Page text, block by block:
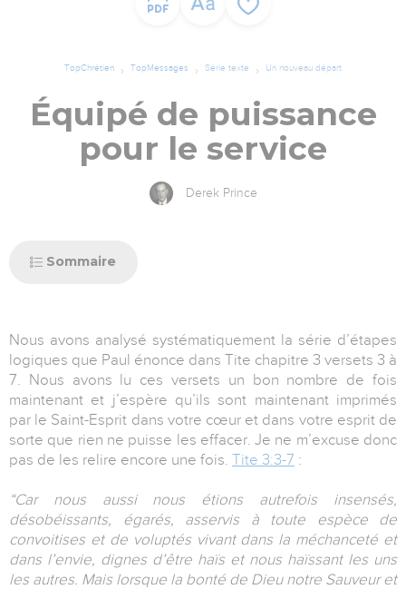
TopChrétien TopMessages Série texte Un nouveau départ
Équipé de puissance
pour le service
Derek Prince
Sommaire
Nous avons analysé systématiquement la série d’étapes
logiques que Paul énonce dans Tite chapitre 3 versets 3 à
7. Nous avons lu ces versets un bon nombre de fois
maintenant et j’espère qu’ils sont maintenant imprimés
par le Saint-Esprit dans votre cœur et dans votre esprit de
sorte que rien ne puisse les effacer. Je ne m’excuse donc
pas de les relire encore une fois. Tite 3:3-7 :
“Car nous aussi nous étions autrefois insensés,
désobéissants, égarés, asservis à toute espèce de
convoitises et de voluptés vivant dans la méchanceté et
dans l’envie, dignes d’être haïs et nous haïssant les uns
les autres. Mais lorsque la bonté de Dieu notre Sauveur et